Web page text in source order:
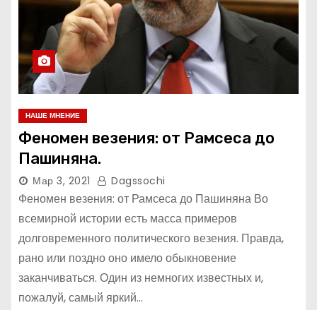
НАШЕ МНЕНИЕ
Феномен везения: от Рамсеса до
Пашиняна.
Мар 3, 2021 Dagssochi
Феномен везения: от Рамсеса до Пашиняна Во
всемирной истории есть масса примеров
долговременного политического везения. Правда,
рано или поздно оно имело обыкновение
заканчиваться. Один из немногих известных и,
пожалуй, самый яркий…